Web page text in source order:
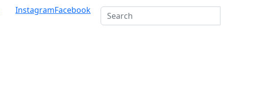
InstagramFacebook